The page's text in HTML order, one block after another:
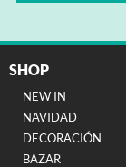
SHOP
NEW IN
NAVIDAD
DECORACIÓN
BAZAR